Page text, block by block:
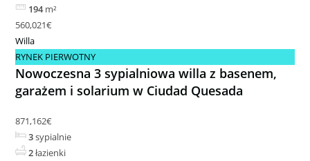
194m²
560,021€
Willa
RYNEK PIERWOTNY
Nowoczesna 3 sypialniowa willa z basenem,
garażem i solarium w Ciudad Quesada
871,162€
3sypialnie
2łazienki